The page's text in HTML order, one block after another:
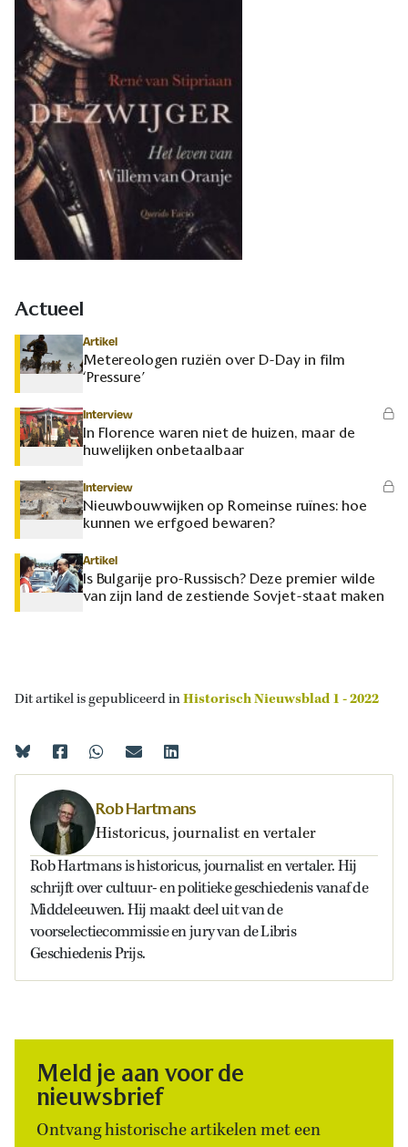
Actueel
Artikel
Metereologen ruziën over D-Day in film
‘Pressure’
Interview
In Florence waren niet de huizen, maar de
huwelijken onbetaalbaar
Interview
Nieuwbouwwijken op Romeinse ruïnes: hoe
kunnen we erfgoed bewaren?
Artikel
Is Bulgarije pro-Russisch? Deze premier wilde
van zijn land de zestiende Sovjet-staat maken
Dit artikel is gepubliceerd inHistorisch Nieuwsblad 1 - 2022
Rob Hartmans
Historicus, journalist en vertaler
Rob Hartmans is historicus, journalist en vertaler. Hij
schrijft over cultuur- en politieke geschiedenis vanaf de
Middeleeuwen. Hij maakt deel uit van de
voorselectiecommissie en jury van de Libris
Geschiedenis Prijs.
Meld je aan voor de
nieuwsbrief
Ontvang historische artikelen met een